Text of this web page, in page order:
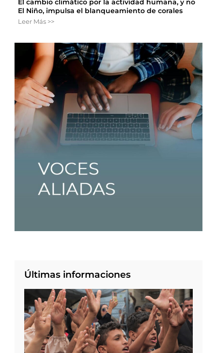
El Niño, impulsa el blanqueamiento de corales
Leer Más >>
Últimas informaciones